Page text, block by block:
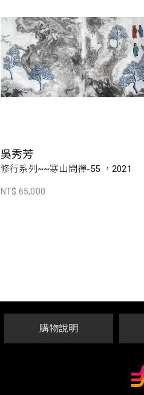
吳秀芳
修行系列~~寒山問禪-55 ，2021
NT$ 65,000
購物說明